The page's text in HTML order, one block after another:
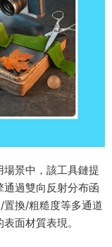
場景中，該工具鏈提
過雙向反射分布函
換/粗糙度等多通道
面材質表現。